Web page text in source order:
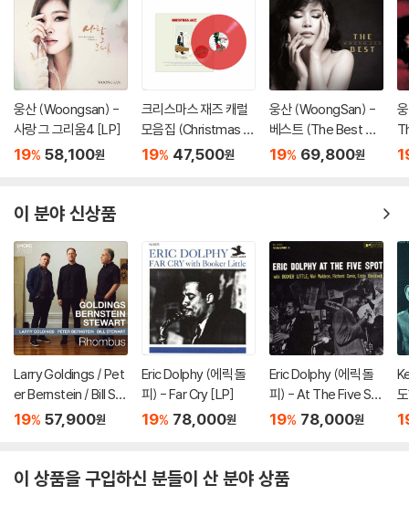
웅산 (Woongsan) -
사랑 그 그리움4 [LP]
19% 58,100원
크리스마스 재즈 캐럴
모음집 (Christmas Ja
zz) [투명 레드 컬러 L
19% 47,500원
웅산 (WoongSan) -
베스트 (The Best W
oong San) [2LP]
19% 69,800원
이 분야 신상품
Larry Goldings / Pet
er Bernstein / Bill St
ewart (래리 골딩스 /
[LP]
19% 57,900원
Eric Dolphy (에릭 돌
피) - Far Cry [LP]
19% 78,000원
Eric Dolphy (에릭 돌
피) - At The Five Sp
ot [LP]
19% 78,000원
이 상품을 구입하신 분들이 산 분야 상품